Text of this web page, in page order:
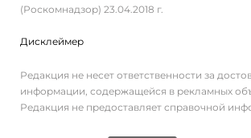
(Роскомнадзор) 23.04.2018 г.
Дисклеймер
Редакция не несет ответственности за
информации, содержащейся в рекламных
Редакция не предоставляет справочной